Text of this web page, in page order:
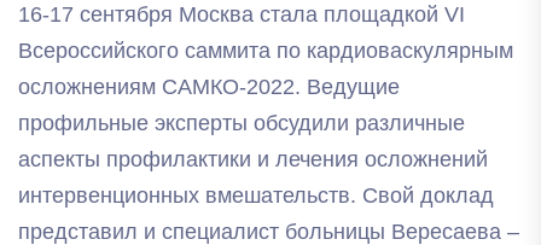
16-17 сентября Москва стала площадкой VI
Всероссийского саммита по кардиоваскулярным
осложнениям САМКО-2022. Ведущие
профильные эксперты обсудили различные
аспекты профилактики и лечения осложнений
интервенционных вмешательств. Свой доклад
представил и специалист больницы Вересаева –